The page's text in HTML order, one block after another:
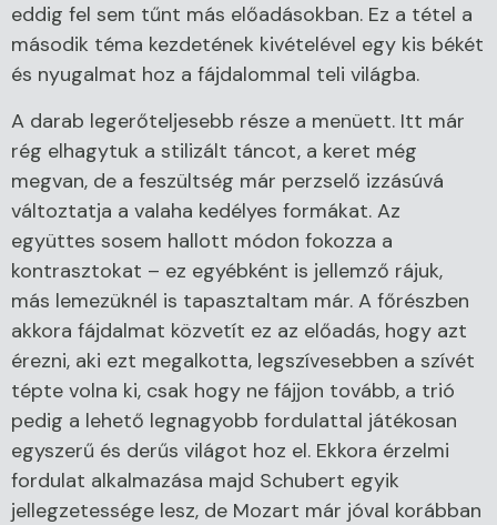
eddig fel sem tűnt más előadásokban. Ez a tétel a
második téma kezdetének kivételével egy kis békét
és nyugalmat hoz a fájdalommal teli világba.
A darab legerőteljesebb része a menüett. Itt már
rég elhagytuk a stilizált táncot, a keret még
megvan, de a feszültség már perzselő izzásúvá
változtatja a valaha kedélyes formákat. Az
együttes sosem hallott módon fokozza a
kontrasztokat – ez egyébként is jellemző rájuk,
más lemezüknél is tapasztaltam már. A főrészben
akkora fájdalmat közvetít ez az előadás, hogy azt
érezni, aki ezt megalkotta, legszívesebben a szívét
tépte volna ki, csak hogy ne fájjon tovább, a trió
pedig a lehető legnagyobb fordulattal játékosan
egyszerű és derűs világot hoz el. Ekkora érzelmi
fordulat alkalmazása majd Schubert egyik
jellegzetessége lesz, de Mozart már jóval korábban